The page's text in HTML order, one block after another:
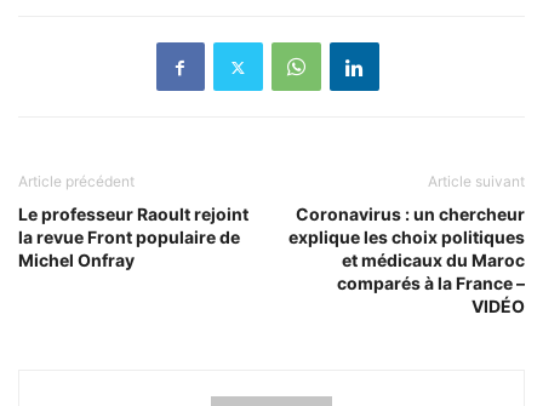
Article précédent
Le professeur Raoult rejoint
la revue Front populaire de
Michel Onfray
Article suivant
Coronavirus : un chercheur
explique les choix politiques
et médicaux du Maroc
comparés à la France –
VIDÉO